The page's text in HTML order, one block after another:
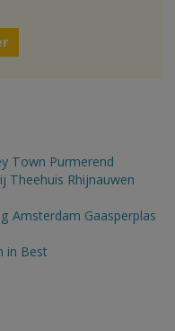
Town Purmerend
Theehuis Rhijnauwen
Amsterdam Gaasperplas
in Best